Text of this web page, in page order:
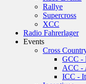
Rallye
Supercross
XCC
Radio Fahrerlager
Events
Cross
GCC -
ACC -
ICC -